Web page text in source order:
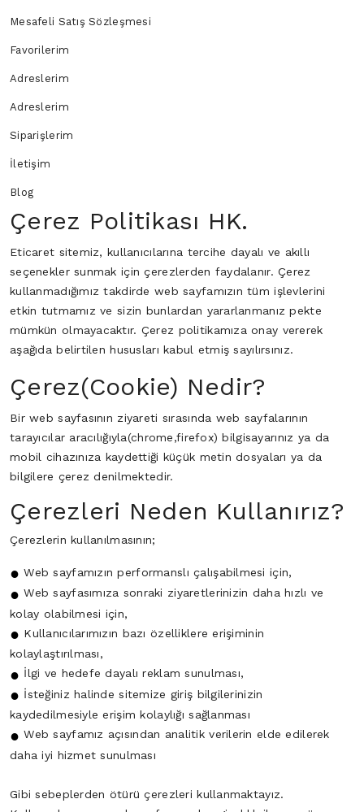
Mesafeli Satış Sözleşmesi
Favorilerim
Adreslerim
Adreslerim
Siparişlerim
İletişim
Blog
Çerez Politikası HK.
Eticaret sitemiz, kullanıcılarına tercihe dayalı ve akıllı
seçenekler sunmak için çerezlerden faydalanır. Çerez
kullanmadığımız takdirde web sayfamızın tüm işlevlerini
etkin tutmamız ve sizin bunlardan yararlanmanız pekte
mümkün olmayacaktır. Çerez politikamıza onay vererek
aşağıda belirtilen hususları kabul etmiş sayılırsınız.
Çerez(Cookie) Nedir?
Bir web sayfasının ziyareti sırasında web sayfalarının
tarayıcılar aracılığıyla(chrome,firefox) bilgisayarınız ya da
mobil cihazınıza kaydettiği küçük metin dosyaları ya da
bilgilere çerez denilmektedir.
Çerezleri Neden Kullanırız?
Çerezlerin kullanılmasının;
Web sayfamızın performanslı çalışabilmesi için,
Web sayfasımıza sonraki ziyaretlerinizin daha hızlı ve
kolay olabilmesi için,
Kullanıcılarımızın bazı özelliklere erişiminin
kolaylaştırılması,
İlgi ve hedefe dayalı reklam sunulması,
İsteğiniz halinde sitemize giriş bilgilerinizin
kaydedilmesiyle erişim kolaylığı sağlanması
Web sayfamız açısından analitik verilerin elde edilerek
daha iyi hizmet sunulması
Gibi sebeplerden ötürü çerezleri kullanmaktayız.